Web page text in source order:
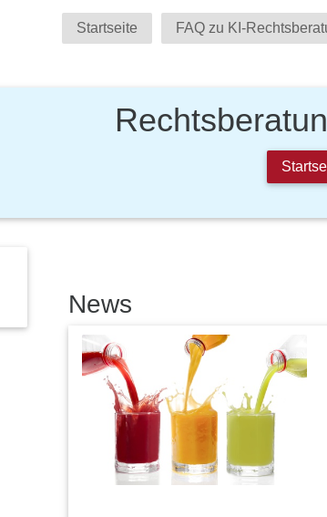
Startseite FAQ zu KI-
News